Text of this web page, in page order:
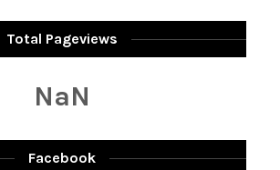
Total Pageviews
NaN
Facebook